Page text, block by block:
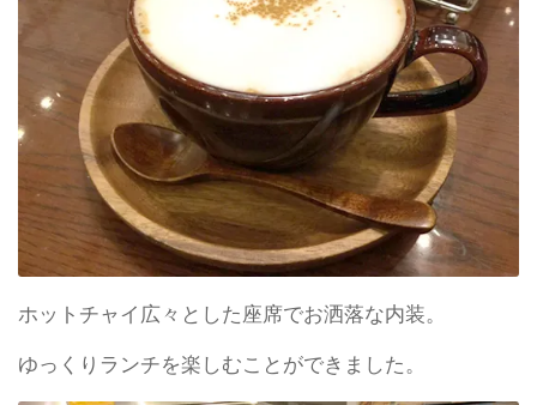
ホットチャイ広々とした座席でお洒落な内装。
ゆっくりランチを楽しむことができました。